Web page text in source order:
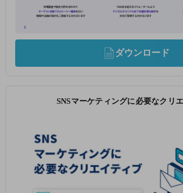
ダウンロード
SNSマーケティングに必要なクリ